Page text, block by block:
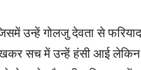
उन्हें गोलजु देवता से
देखकर सच में उन्हें हंसी आई